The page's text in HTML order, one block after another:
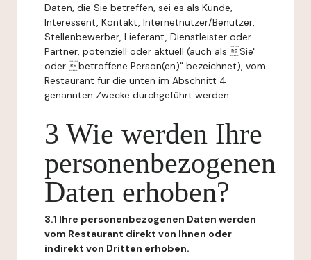
Daten, die Sie betreffen, sei es als Kunde,
Interessent, Kontakt, Internetnutzer/Benutzer,
Stellenbewerber, Lieferant, Dienstleister oder
Partner, potenziell oder aktuell (auch als Sie"
oder betroffene Person(en)" bezeichnet), vom
Restaurant für die unten im Abschnitt 4
genannten Zwecke durchgeführt werden.
3 Wie werden Ihre
personenbezogenen
Daten erhoben?
3.1 Ihre personenbezogenen Daten werden
vom Restaurant direkt von Ihnen oder
indirekt von Dritten erhoben.